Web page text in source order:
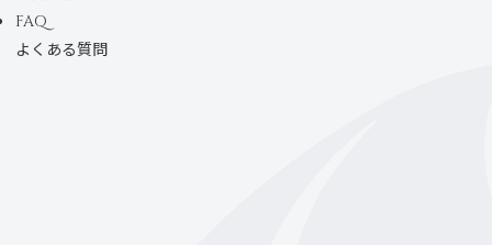
FAQ
よくある質問